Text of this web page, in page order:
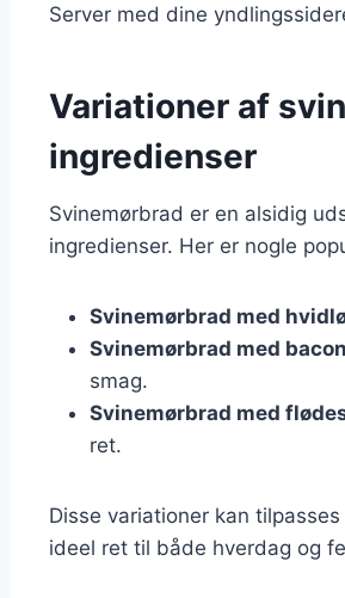
Server med dine
Variationer af
ingredienser
Svinemørbrad er en alsidig
ingredienser. Her er nogle
Svinemørbrad med
Svinemørbrad med bacon
smag.
Svinemørbrad med
ret.
Disse variationer kan
ideel ret til både hverdag og